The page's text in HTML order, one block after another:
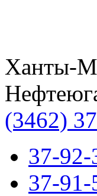
Ханты-
(3462)
37-92-
37-91-